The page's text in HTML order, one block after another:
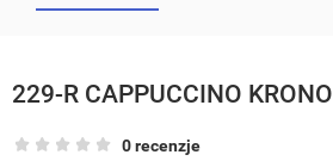
229-R CAPPUCCINO KRONO
0 recenzje